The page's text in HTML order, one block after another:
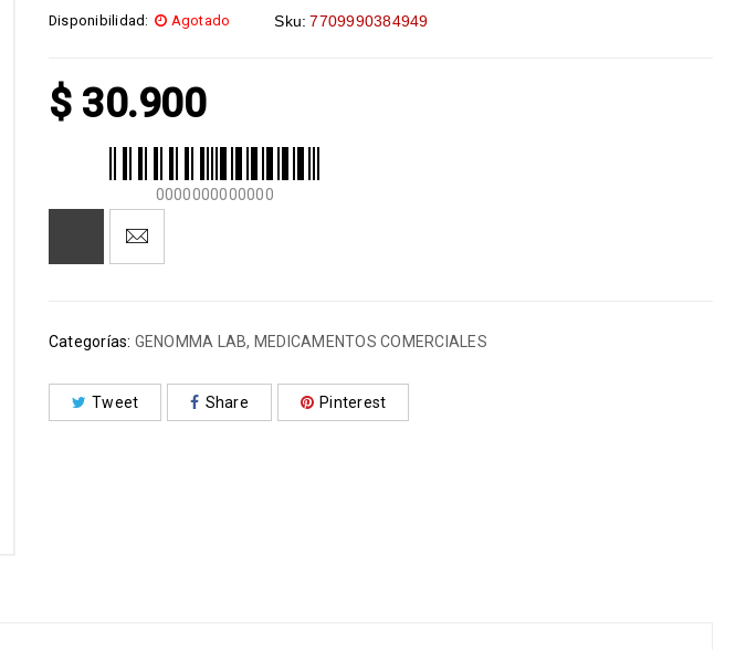
Disponibilidad: Agotado Sku: 7709990384949
$ 30.900
0000000000000
Categorías: GENOMMA LAB, MEDICAMENTOS COMERCIALES
Tweet Share Pinterest